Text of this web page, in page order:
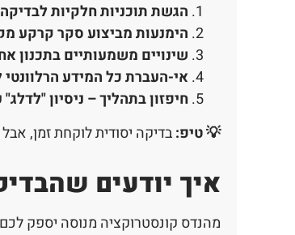
הגשת תוכניות חלקיות לבדיקה
הימנעות מביצוע סקר קרקע
שינויים משמעותיים בתכנון
אי-העברת כל המידע
חיפזון בתהליך – ניסיון
💡 טיפ:בדיקה יסודית לוקחת זמן,
איך יודעים
מהנדס קונסטרוקציה מנוסה יספק